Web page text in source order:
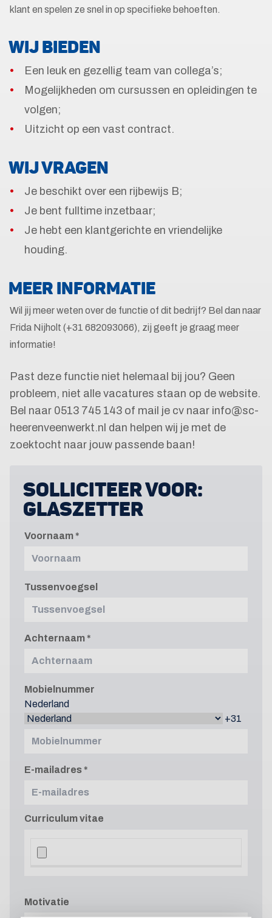
klant en spelen ze snel in op specifieke behoeften.
WIJ BIEDEN
Een leuk en gezellig team van collega’s;
Mogelijkheden om cursussen en opleidingen te
volgen;
Uitzicht op een vast contract.
WIJ VRAGEN
Je beschikt over een rijbewijs B;
Je bent fulltime inzetbaar;
Je hebt een klantgerichte en vriendelijke
houding.
MEER INFORMATIE
Wil jij meer weten over de functie of dit bedrijf? Bel dan naar
Frida Nijholt (+31 682093066), zij geeft je graag meer
informatie!
Past deze functie niet helemaal bij jou? Geen
probleem, niet alle vacatures staan op de website.
Bel naar 0513 745 143 of mail je cv naar info@sc-
heerenveenwerkt.nl dan helpen wij je met de
zoektocht naar jouw passende baan!
SOLLICITEER VOOR:
GLASZETTER
Voornaam
Tussenvoegsel
Achternaam
Mobielnummer
Nederland
+31
E-mailadres
Curriculum vitae
Motivatie